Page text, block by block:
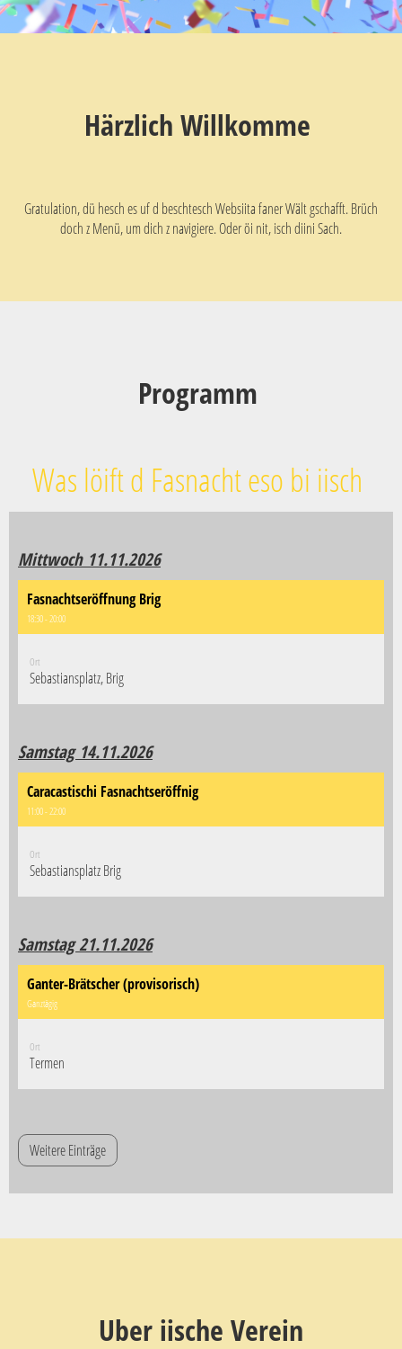
Härzlich Willkomme
Gratulation, dü hesch es uf d beschtesch Websiita faner Wält gschafft. Brüch
doch z Menü, um dich z navigiere. Oder öi nit, isch diini Sach.
Programm
Was löift d Fasnacht eso bi iisch
Mittwoch 11.11.2026
Fasnachtseröffnung Brig
18:30 - 20:00
Ort
Sebastiansplatz, Brig
Samstag 14.11.2026
Caracastischi Fasnachtseröffnig
11:00 - 22:00
Ort
Sebastiansplatz Brig
Samstag 21.11.2026
Ganter-Brätscher (provisorisch)
Ganztägig
Ort
Termen
Weitere Einträge
Uber iische Verein